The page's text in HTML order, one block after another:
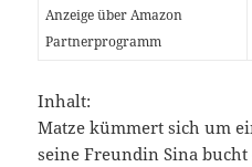
Anzeige über Amazon
Partnerprogramm
Inhalt:
Matze kümmert sich um
seine Freundin Sina